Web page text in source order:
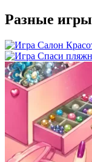
Разные игры